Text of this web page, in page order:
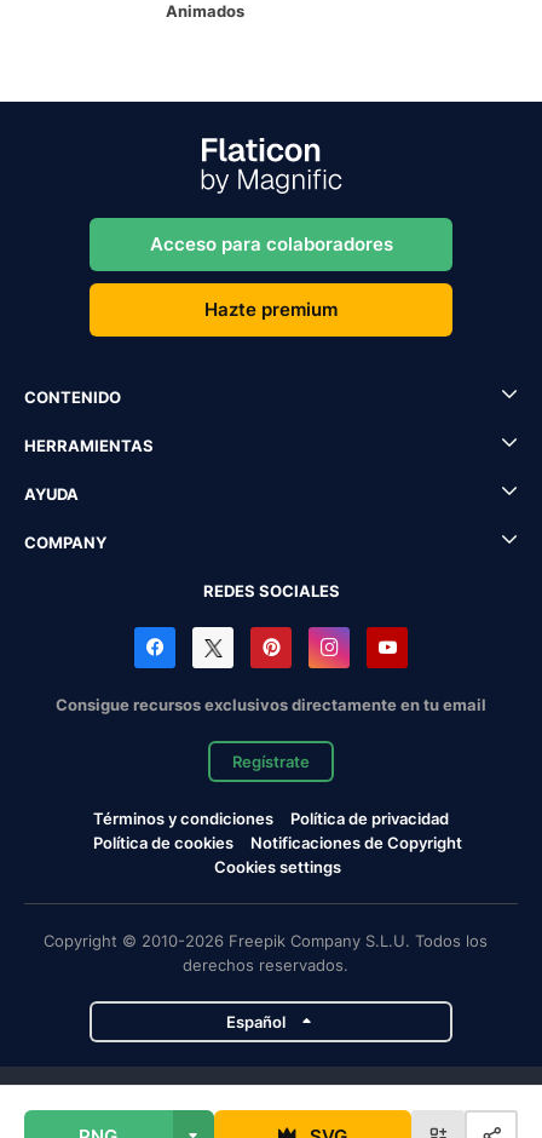
Animados
Acceso para colaboradores
Hazte premium
CONTENIDO
HERRAMIENTAS
AYUDA
COMPANY
REDES SOCIALES
Consigue recursos exclusivos directamente en tu email
Regístrate
Términos y condiciones
Política de privacidad
Política de cookies
Notificaciones de Copyright
Cookies settings
Copyright © 2010-2026 Freepik Company S.L.U. Todos los
derechos reservados.
Español